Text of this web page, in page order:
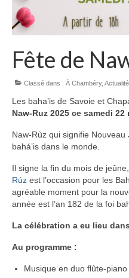
Un débordement d’actions
Fête de
Classé dans : À Chambéry,
Les baha’is de Savoie et
Naw-Ruz 2025 ce samedi 22
Naw-Rùz qui signifie
bahá’is dans le monde.
Il signe la fin du mois de
Rúz est l’occasion pour les
agréable moment pour la
année est l’an 182 de la foi
La célébration a eu lieu
Au programme :
Musique en duo flûte-piano